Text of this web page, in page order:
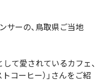
サーの、鳥取県ご当地
て愛されているカフェ、
コーヒー）」さんをご紹